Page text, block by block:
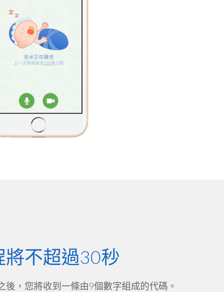
不超過30秒
後，您將收到一條由9個數字組成的代碼。